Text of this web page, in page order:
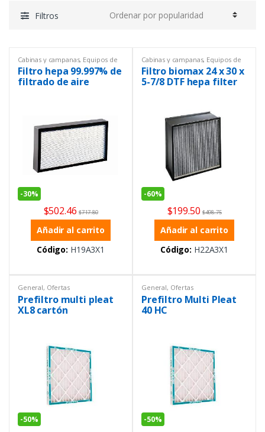
Filtros
Cabinas y campanas, Equipos de
Laboratorio
Filtro hepa 99.997% de
filtrado de aire
-30%
$502.46 $717.80
Añadir al carrito
Código: H19A3X1
Cabinas y campanas, Equipos de
Laboratorio General, Ofertas
Filtro biomax 24 x 30 x
5-7/8 DTF hepa filter
-60%
$199.50 $498.75
Añadir al carrito
Código: H22A3X1
General, Ofertas
Prefiltro multi pleat
XL8 cartón
-50%
General, Ofertas
Prefiltro Multi Pleat
40 HC
-50%